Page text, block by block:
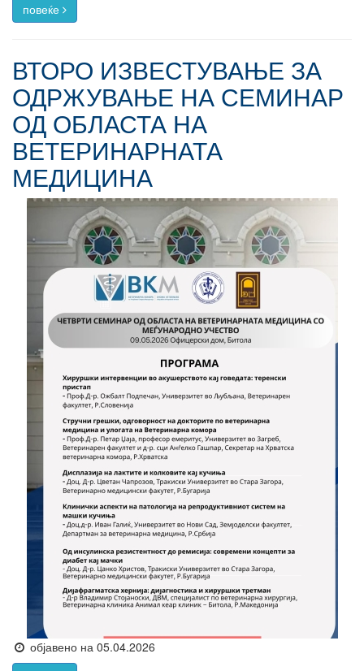
повеќе
ВТОРО ИЗВЕСТУВАЊЕ ЗА
ОДРЖУВАЊЕ НА СЕМИНАР
ОД ОБЛАСТА НА
ВЕТЕРИНАРНАТА
МЕДИЦИНА
објавено на 05.04.2026